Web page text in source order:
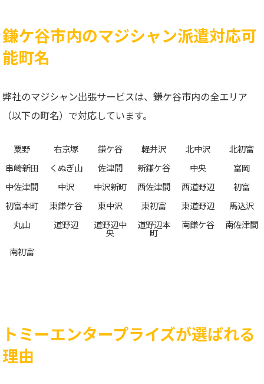
鎌ケ谷市内のマジシャン派遣対応可
能町名
弊社のマジシャン出張サービスは、鎌ケ谷市内の全エリア
（以下の町名）で対応しています。
粟野 右京塚 鎌ケ谷 軽井沢 北中沢
北初富
串崎新田
くぬぎ山 佐津間 新鎌ケ谷 中央
富岡
中佐津間
中沢 中沢新町 西佐津間 西道野辺
初富
初富本町
東鎌ケ谷 東中沢 東初富 東道野辺
馬込沢
丸山
道野辺 道野辺中
央
道野辺本
町
南鎌ケ谷 南佐津間
南初富
トミーエンタープライズが選ばれる
理由